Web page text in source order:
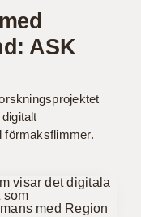
ASK
förmaksflimmer.